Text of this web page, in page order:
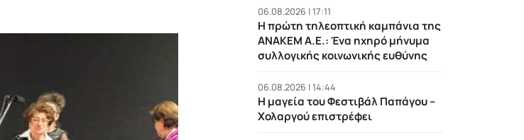
06.08.2026 | 17:11
Η πρώτη τηλεοπτική καμπάνια της
ΑΝΑΚΕΜ Α.Ε.: Ένα ηχηρό μήνυμα
συλλογικής κοινωνικής ευθύνης
06.08.2026 | 14:44
Η μαγεία του Φεστιβάλ Παπάγου –
Χολαργού επιστρέφει